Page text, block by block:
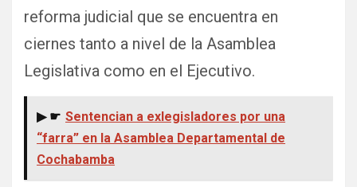
reforma judicial que se encuentra en
ciernes tanto a nivel de la Asamblea
Legislativa como en el Ejecutivo.
▶ ☛ Sentencian a exlegisladores por una
“farra” en la Asamblea Departamental de
Cochabamba